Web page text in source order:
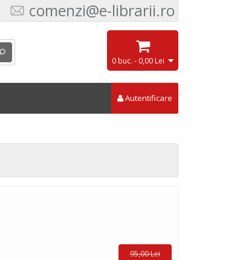
comenzi@e-librarii.ro
0 buc. - 0,00 Lei
Autentificare
95,00 Lei